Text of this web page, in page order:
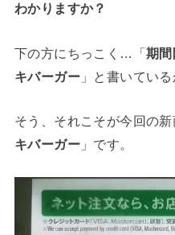
わかりますか？
下の方にちっこく…「期
キバーガー」と書いている
そう、それこそが今回の
キバーガー」です。